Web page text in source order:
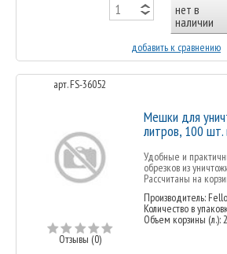
нет в
наличии
добавить к сравнению
арт. FS-36052
Отзывы (0)
Мешки для
литров, 100 шт.
Удобные и
обрезков из
Рассчитаны на
Производитель:
Количество в
Объем корзины (л.):